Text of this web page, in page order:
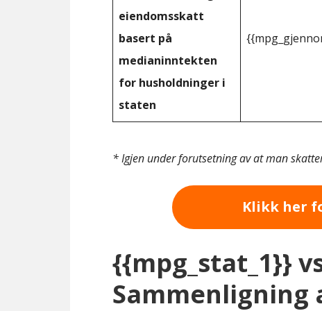
eiendomsskatt
basert på
medianinntekten
for husholdninger i
staten
* Igjen under forutsetning av at man
Klikk her
{{mpg_stat_1}}
Sammenligning